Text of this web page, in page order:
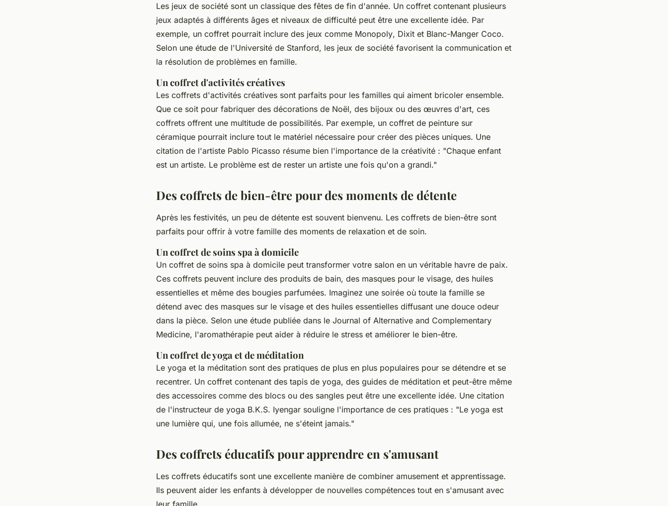
Les jeux de société sont un classique des fêtes de fin d'année. Un coffret contenant plusieurs
jeux adaptés à différents âges et niveaux de difficulté peut être une excellente idée. Par
exemple, un coffret pourrait inclure des jeux comme Monopoly, Dixit et Blanc-Manger Coco.
Selon une étude de l'Université de Stanford, les jeux de société favorisent la communication et
la résolution de problèmes en famille.
Un coffret d'activités créatives
Les coffrets d'activités créatives sont parfaits pour les familles qui aiment bricoler ensemble.
Que ce soit pour fabriquer des décorations de Noël, des bijoux ou des œuvres d'art, ces
coffrets offrent une multitude de possibilités. Par exemple, un coffret de peinture sur
céramique pourrait inclure tout le matériel nécessaire pour créer des pièces uniques. Une
citation de l'artiste Pablo Picasso résume bien l'importance de la créativité : "Chaque enfant
est un artiste. Le problème est de rester un artiste une fois qu'on a grandi."
Des coffrets de bien-être pour des moments de détente
Après les festivités, un peu de détente est souvent bienvenu. Les coffrets de bien-être sont
parfaits pour offrir à votre famille des moments de relaxation et de soin.
Un coffret de soins spa à domicile
Un coffret de soins spa à domicile peut transformer votre salon en un véritable havre de paix.
Ces coffrets peuvent inclure des produits de bain, des masques pour le visage, des huiles
essentielles et même des bougies parfumées. Imaginez une soirée où toute la famille se
détend avec des masques sur le visage et des huiles essentielles diffusant une douce odeur
dans la pièce. Selon une étude publiée dans le Journal of Alternative and Complementary
Medicine, l'aromathérapie peut aider à réduire le stress et améliorer le bien-être.
Un coffret de yoga et de méditation
Le yoga et la méditation sont des pratiques de plus en plus populaires pour se détendre et se
recentrer. Un coffret contenant des tapis de yoga, des guides de méditation et peut-être même
des accessoires comme des blocs ou des sangles peut être une excellente idée. Une citation
de l'instructeur de yoga B.K.S. Iyengar souligne l'importance de ces pratiques : "Le yoga est
une lumière qui, une fois allumée, ne s'éteint jamais."
Des coffrets éducatifs pour apprendre en s'amusant
Les coffrets éducatifs sont une excellente manière de combiner amusement et apprentissage.
Ils peuvent aider les enfants à développer de nouvelles compétences tout en s'amusant avec
leur famille.